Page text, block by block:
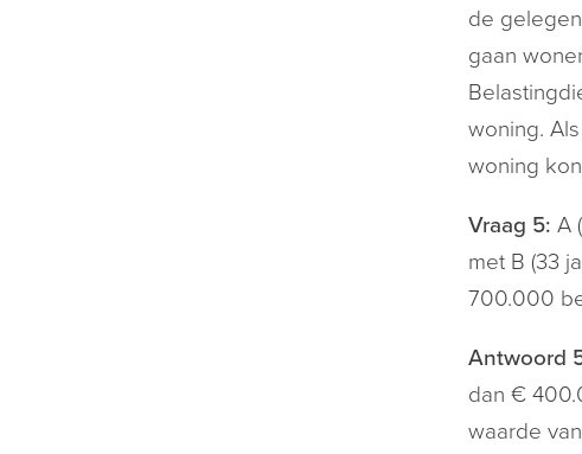
de
gaan
woning.
woning
Vraag 5: A
met B (33
700.000
Antwoord
dan €
waarde